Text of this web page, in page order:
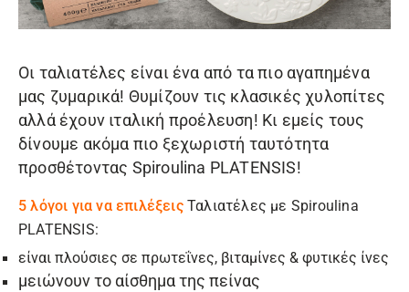
Οι ταλιατέλες είναι ένα από τα πιο αγαπημένα
μας ζυμαρικά! Θυμίζουν τις κλασικές χυλοπίτες
αλλά έχουν ιταλική προέλευση! Κι εμείς τους
δίνουμε ακόμα πιο ξεχωριστή ταυτότητα
προσθέτοντας Spiroulina PLATENSIS!
5 λόγοι για να επιλέξεις Ταλιατέλες με Spiroulina
PLATENSIS:
είναι πλούσιες σε πρωτεΐνες, βιταμίνες & φυτικές ίνες
μειώνουν το αίσθημα της πείνας